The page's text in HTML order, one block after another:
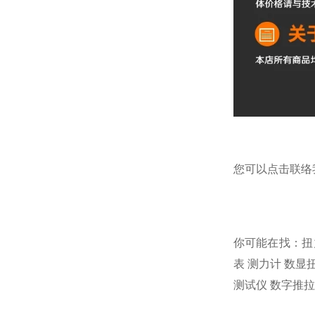
您可以点击联络
你可能在找：
表 测力计 数显
测试仪 数字推